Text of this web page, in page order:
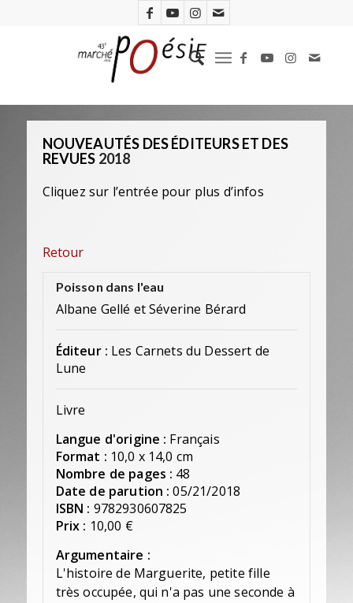
NOUVEAUTÉS DES ÉDITEURS ET DES
REVUES 2018
Cliquez sur l’entrée pour plus d’infos
Retour
Poisson dans l'eau
Albane Gellé et Séverine Bérard
Éditeur : Les Carnets du Dessert de
Lune
Livre
Langue d'origine : Français
Format : 10,0 x 14,0 cm
Nombre de pages : 48
Date de parution : 05/21/2018
ISBN : 9782930607825
Prix : 10,00 €
Argumentaire :
L'histoire de Marguerite, petite fille
très occupée, qui n'a pas une seconde à